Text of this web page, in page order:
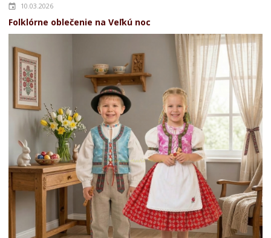
10.03.2026
Folklórne oblečenie na Veľkú noc